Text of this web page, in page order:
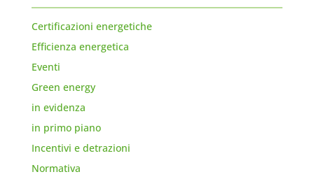
Certificazioni energetiche
Efficienza energetica
Eventi
Green energy
in evidenza
in primo piano
Incentivi e detrazioni
Normativa